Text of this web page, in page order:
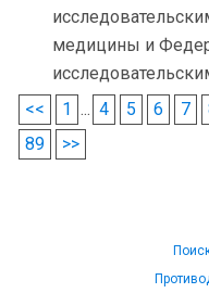
медицины и
<<
1 ... 4 5 6 7
89
>>